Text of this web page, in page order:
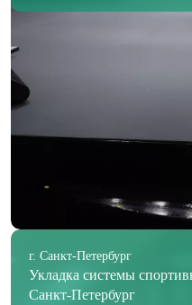
г. Санкт-Петербург
Укладка системы
Санкт-Петербург